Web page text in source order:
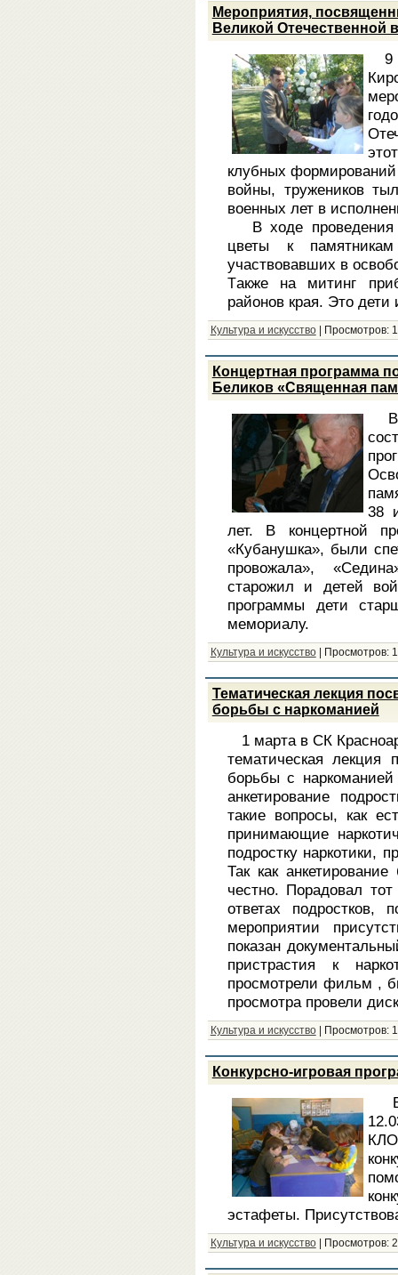
Мероприятия,
Великой Отечественной
9
клубных формирований
войны, тружеников
военных лет в
В ходе проведения
цветы к
участвовавших в
Также на митинг
районов края. Это
Культура и искусство| Просмотров:
Концертная программа
Беликов «Священная
38
лет. В концертной
«Кубанушка», были
провожала»,
старожил и детей
программы дети
мемориалу.
Культура и искусство| Просмотров:
Тематическая лекция
борьбы с наркоманией
1 марта в СК
тематическая
борьбы с
анкетирование
такие вопросы, как
принимающие
подростку наркотики,
Так как
честно. Порадовал
ответах подростков,
мероприятии
показан
пристрастия к
просмотрели фильм ,
просмотра провели
Культура и искусство| Просмотров:
Конкурсно-игровая
эстафеты.
Культура и искусство| Просмотров: